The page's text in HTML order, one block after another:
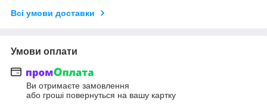
Всі умови доставки
Умови оплати
Ви отримаєте замовлення
або гроші повернуться на вашу картку